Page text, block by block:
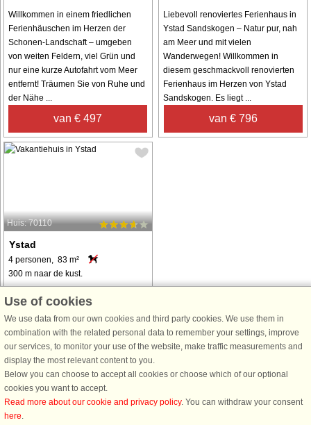
Willkommen in einem friedlichen
Ferienhäuschen im Herzen der
Schonen-Landschaft – umgeben
von weiten Feldern, viel Grün und
nur eine kurze Autofahrt vom Meer
entfernt! Träumen Sie von Ruhe und
der Nähe ...
van € 497
Liebevoll renoviertes Ferienhaus in
Ystad Sandskogen – Natur pur, nah
am Meer und mit vielen
Wanderwegen! Willkommen in
diesem geschmackvoll renovierten
Ferienhaus im Herzen von Ystad
Sandskogen. Es liegt ...
van € 796
Huis: 70110
Ystad
4 personen, 83 m²
300 m naar de kust.
Zu den beliebtesten Ferienorten
gehört der sogenannte Sandwald
von Ystad, in schwedisch: Ystads
Sandkog. Das Waldstück mit
hauptsächlich Birken und Kiefern
liegt gleich ...
van € 653
Use of cookies
We use data from our own cookies and third party cookies. We use them in
combination with the related personal data to remember your settings, improve
our services, to monitor your use of the website, make traffic measurements and
display the most relevant content to you.
Below you can choose to accept all cookies or choose which of our optional
cookies you want to accept.
Read more about our cookie and privacy policy. You can withdraw your consent
here.